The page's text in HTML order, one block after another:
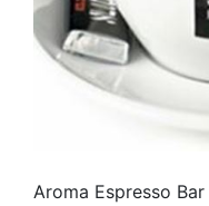
Aroma Espresso